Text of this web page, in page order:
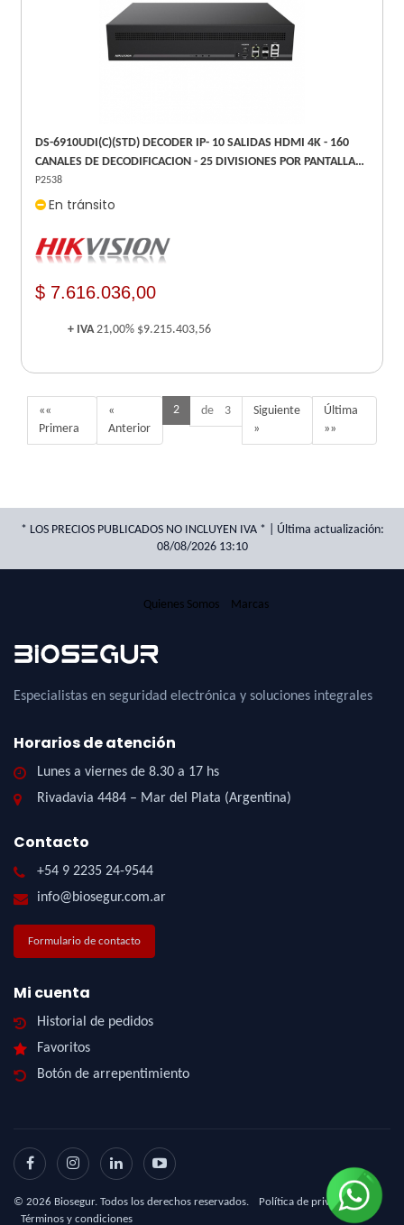
DS-6910UDI(C)(STD) DECODER IP- 10 SALIDAS HDMI 4K - 160
CANALES DE DECODIFICACION - 25 DIVISIONES POR PANTALLA -
HIKVISION -
P2538
En tránsito
$ 7.616.036,00
+ IVA21,00% $9.215.403,56
««
Primera
«
Anterior
2 de 3
Siguiente
»
Última
»»
* LOS PRECIOS PUBLICADOS NO INCLUYEN IVA * | Última actualización:
08/08/2026 13:10
Quienes Somos Marcas
Especialistas en seguridad electrónica y soluciones integrales
Horarios de atención
Lunes a viernes de 8.30 a 17 hs
Rivadavia 4484 – Mar del Plata (Argentina)
Contacto
+54 9 2235 24-9544
info@biosegur.com.ar
Formulario de contacto
Mi cuenta
Historial de pedidos
Favoritos
Botón de arrepentimiento
© 2026 Biosegur. Todos los derechos reservados. Política de privacidad
|
Términos y condiciones